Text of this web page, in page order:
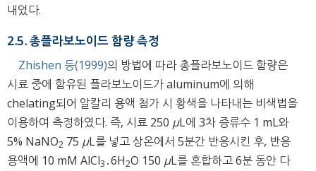
내었다.
2.5. 총플라보노이드 함량 측정
Zhishen 등(1999)의 방법에 따라 총플라보노이드 함량은
시료 중에 함유된 플라보노이드가 aluminum에 의해
chelating되어 알칼리 용액 첨가 시 황색을 나타내는 비색법을
이용하여 측정하였다. 즉, 시료 250 μL에 3차 증류수 1 mL와
5% NaNO2 75 μL를 넣고 상온에서 5분간 반응시킨 후, 반응
용액에 10 mM AlCl3 ․6H2O 150 μL를 혼합하고 6분 동안 다